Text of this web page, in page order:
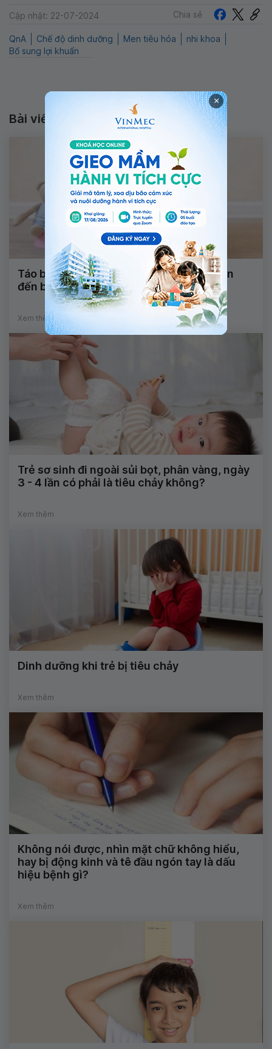
Cập nhật: 22-07-2024 Chia sẻ
QnA Chế độ dinh dưỡng Men tiêu hóa
nhi khoa
Bổ sung lợi khuẩn
Bài viết liên quan
Táo bón lâu ngày không khỏi có liên quan
đến bệnh lý đại tràng không?
Xem thêm
Trẻ sơ sinh đi ngoài sủi bọt, phân vàng, ngày
3 - 4 lần có phải là tiêu chảy không?
Xem thêm
Dinh dưỡng khi trẻ bị tiêu chảy
Xem thêm
Không nói được, nhìn mặt chữ không hiểu,
hay bị động kinh và tê đầu ngón tay là dấu
hiệu bệnh gì?
Xem thêm
×